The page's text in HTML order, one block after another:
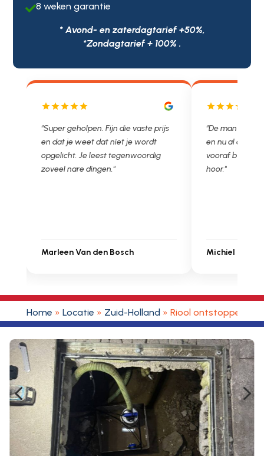
8 weken garantie
* Avond- en zaterdagtarief +50%,
*Zondagtarief + 100% .
Fijn die vaste prijs
dat niet je wordt
tegenwoordig
"De man rijden net weg. 11.00 gebeld
en nu al opgelost voor een vast en
vooraf besproken tarief. Lekker
hoor."
Michiel Uitdenbongerd
Home » Locatie » Zuid-Holland » Riool ontstoppen
4 5